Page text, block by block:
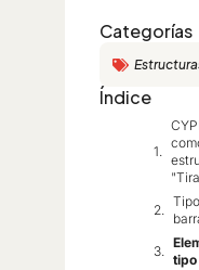
Categorías
Índice